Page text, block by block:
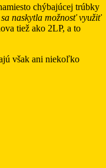
chýbajúcej trúbky
sa naskytla možnosť využiť
tiež ako 2LP, a to
však ani niekoľko